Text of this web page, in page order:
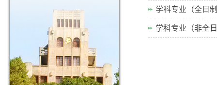
学科专业（全日
学科专业（非全